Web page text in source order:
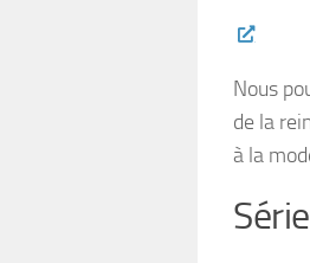
Nous
de la
à la